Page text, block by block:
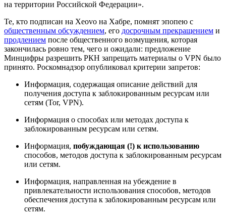
на территории Российской Федерации».
Те, кто подписан на Xeovo на Хабре, помнят эпопею с
общественным обсуждением, его досрочным прекращением и
продлением после общественного возмущения, которая
закончилась ровно тем, чего и ожидали: предложение
Минцифры разрешить РКН запрещать материалы о VPN было
принято. Роскомнадзор опубликовал критерии запретов:
Информация, содержащая описание действий для
получения доступа к заблокированным ресурсам или
сетям (Tor, VPN).
Информация о способах или методах доступа к
заблокированным ресурсам или сетям.
Информация, побуждающая (!) к использованию
способов, методов доступа к заблокированным ресурсам
или сетям.
Информация, направленная на убеждение в
привлекательности использования способов, методов
обеспечения доступа к заблокированным ресурсам или
сетям.